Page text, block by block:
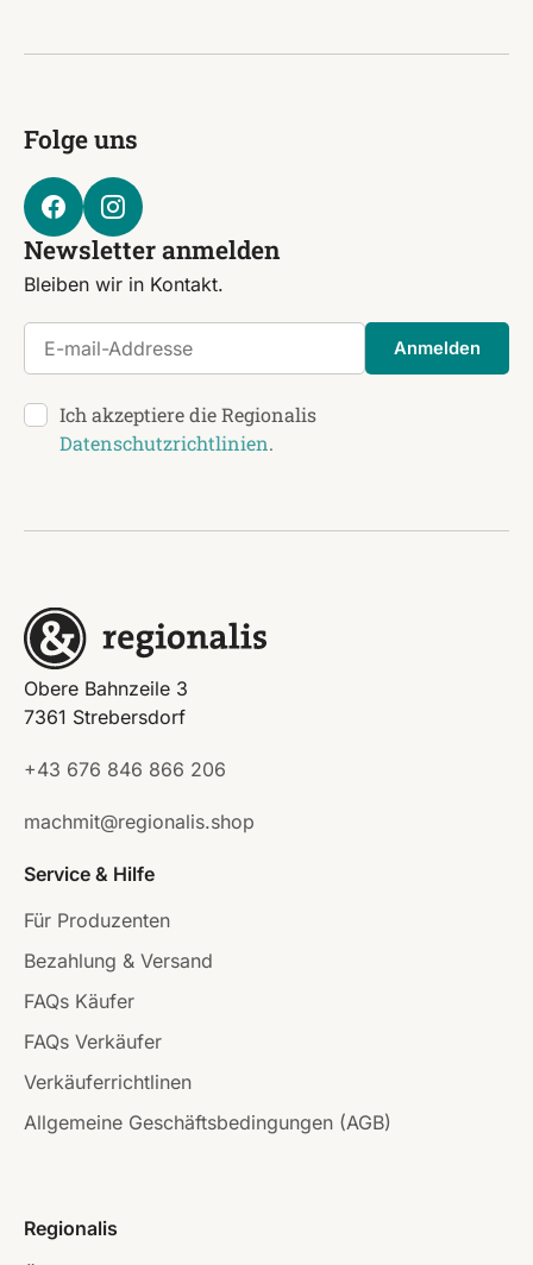
Folge uns
Newsletter anmelden
Bleiben wir in Kontakt.
Anmelden
Ich akzeptiere die Regionalis
Datenschutzrichtlinien.
Obere Bahnzeile 3
7361 Strebersdorf
+43 676 846 866 206
machmit@regionalis.shop
Service & Hilfe
Für Produzenten
Bezahlung & Versand
FAQs Käufer
FAQs Verkäufer
Verkäuferrichtlinen
Allgemeine Geschäftsbedingungen (AGB)
Regionalis